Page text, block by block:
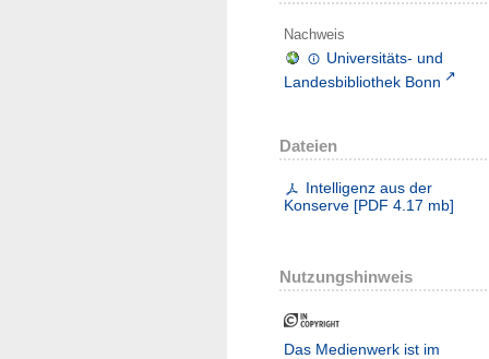
Nachweis
Universitäts- und
Landesbibliothek Bonn
Dateien
Intelligenz aus der
Konserve [PDF 4.17 mb]
Nutzungshinweis
Das Medienwerk ist im